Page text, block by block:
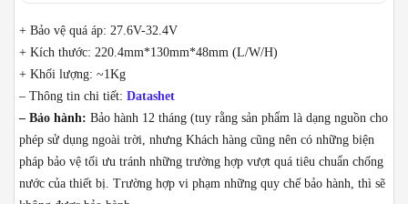
+ Bảo vệ quá áp: 27.6V-32.4V
+ Kích thước: 220.4mm*130mm*48mm (L/W/H)
+ Khối lượng: ~1Kg
– Thông tin chi tiết: Datashet
– Bảo hành: Bảo hành 12 tháng (tuy rằng sản phẩm là dạng nguồn cho
phép sử dụng ngoài trời, nhưng Khách hàng cũng nên có những biện
pháp bảo vệ tối ưu tránh những trường hợp vượt quá tiêu chuẩn chống
nước của thiết bị. Trường hợp vi phạm những quy chế bảo hành, thì sẽ